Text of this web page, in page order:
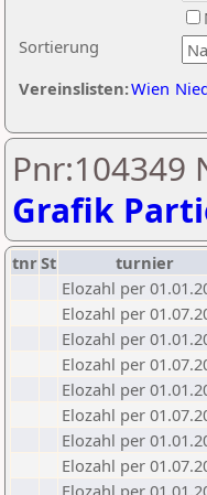
Sortierung
Vereinslisten:Wien
Pnr:104349
Grafik
tnrSt turnier
Elozahl per
Elozahl per
Elozahl per
Elozahl per
Elozahl per
Elozahl per
Elozahl per
Elozahl per
Elozahl per